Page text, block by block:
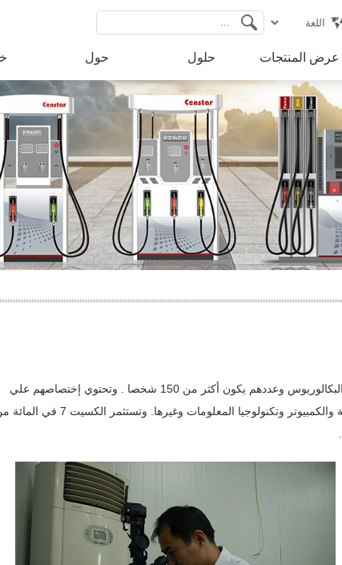
حلول حول
في الكسيت مهندسون كبار المستويات يؤهلون بدرجة الماجستير ودرجة البكالوريوس وعددهم يكون أكثر من 150 شخصا . وتحتوي إختصاصهم علي
الماكينات والالكترونيات والأتمتة والتحكم التكنولوجيا والالكترونيات الدقيقة والكمبيوتر وتكنولوجيا المعلومات وغيرها. وتستثمر